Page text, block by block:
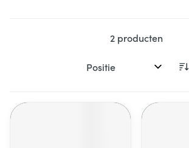
2producten
Sorteer op: